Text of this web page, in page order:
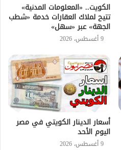
الكويت.. «المعلومات المدنية»
تتيح لملاك العقارات خدمة «شطب
الجهة» عبر «سهل»
9 أغسطس، 2026
أسعار الدينار الكويتي في مصر
اليوم الأحد
9 أغسطس، 2026